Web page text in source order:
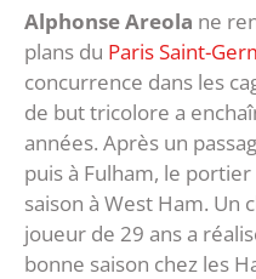
Alphonse Areola ne
plans du Paris Saint-
concurrence dans les
de but tricolore a
années. Après un
puis à Fulham, le
saison à West Ham. Un
joueur de 29 ans a
bonne saison chez les